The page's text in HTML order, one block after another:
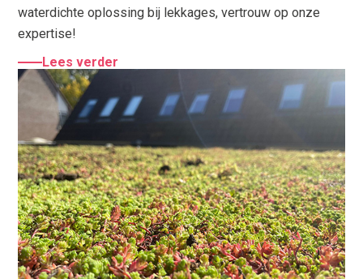
waterdichte oplossing bij lekkages, vertrouw op onze
expertise!
Lees verder